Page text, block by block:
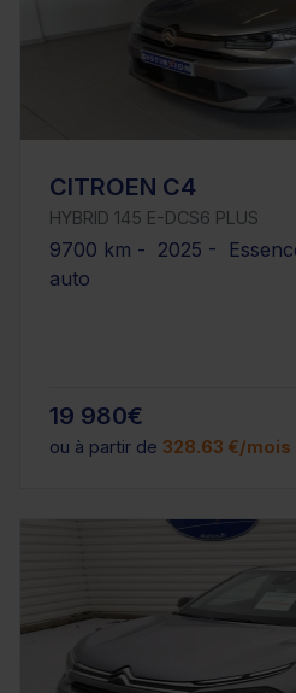
CITROEN C4
HYBRID 145 E-DCS6 PLUS
9700 km - 2025 -
auto
19 980€
ou à partir de 328.63 €/mois